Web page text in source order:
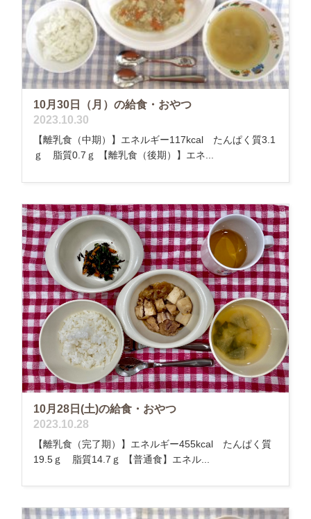
10月30日（月）の給食・おやつ
2023.10.30
【離乳食（中期）】エネルギー117kcal たんぱく質3.1
ｇ 脂質0.7ｇ 【離乳食（後期）】エネ...
10月28日(土)の給食・おやつ
2023.10.28
【離乳食（完了期）】エネルギー455kcal たんぱく質
19.5ｇ 脂質14.7ｇ 【普通食】エネル...